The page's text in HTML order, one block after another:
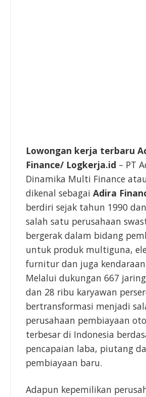
Lowongan kerja terbaru
Finance/ Logkerja.id – PT
Dinamika Multi Finance
dikenal sebagai Adira
berdiri sejak tahun 1990
salah satu perusahaan
bergerak dalam bidang
untuk produk multiguna,
furnitur dan juga
Melalui dukungan 667
dan 28 ribu karyawan
bertransformasi menjadi
perusahaan pembiayaan
terbesar di Indonesia
pencapaian laba, piutang
pembiayaan baru.
Adapun kepemilikan